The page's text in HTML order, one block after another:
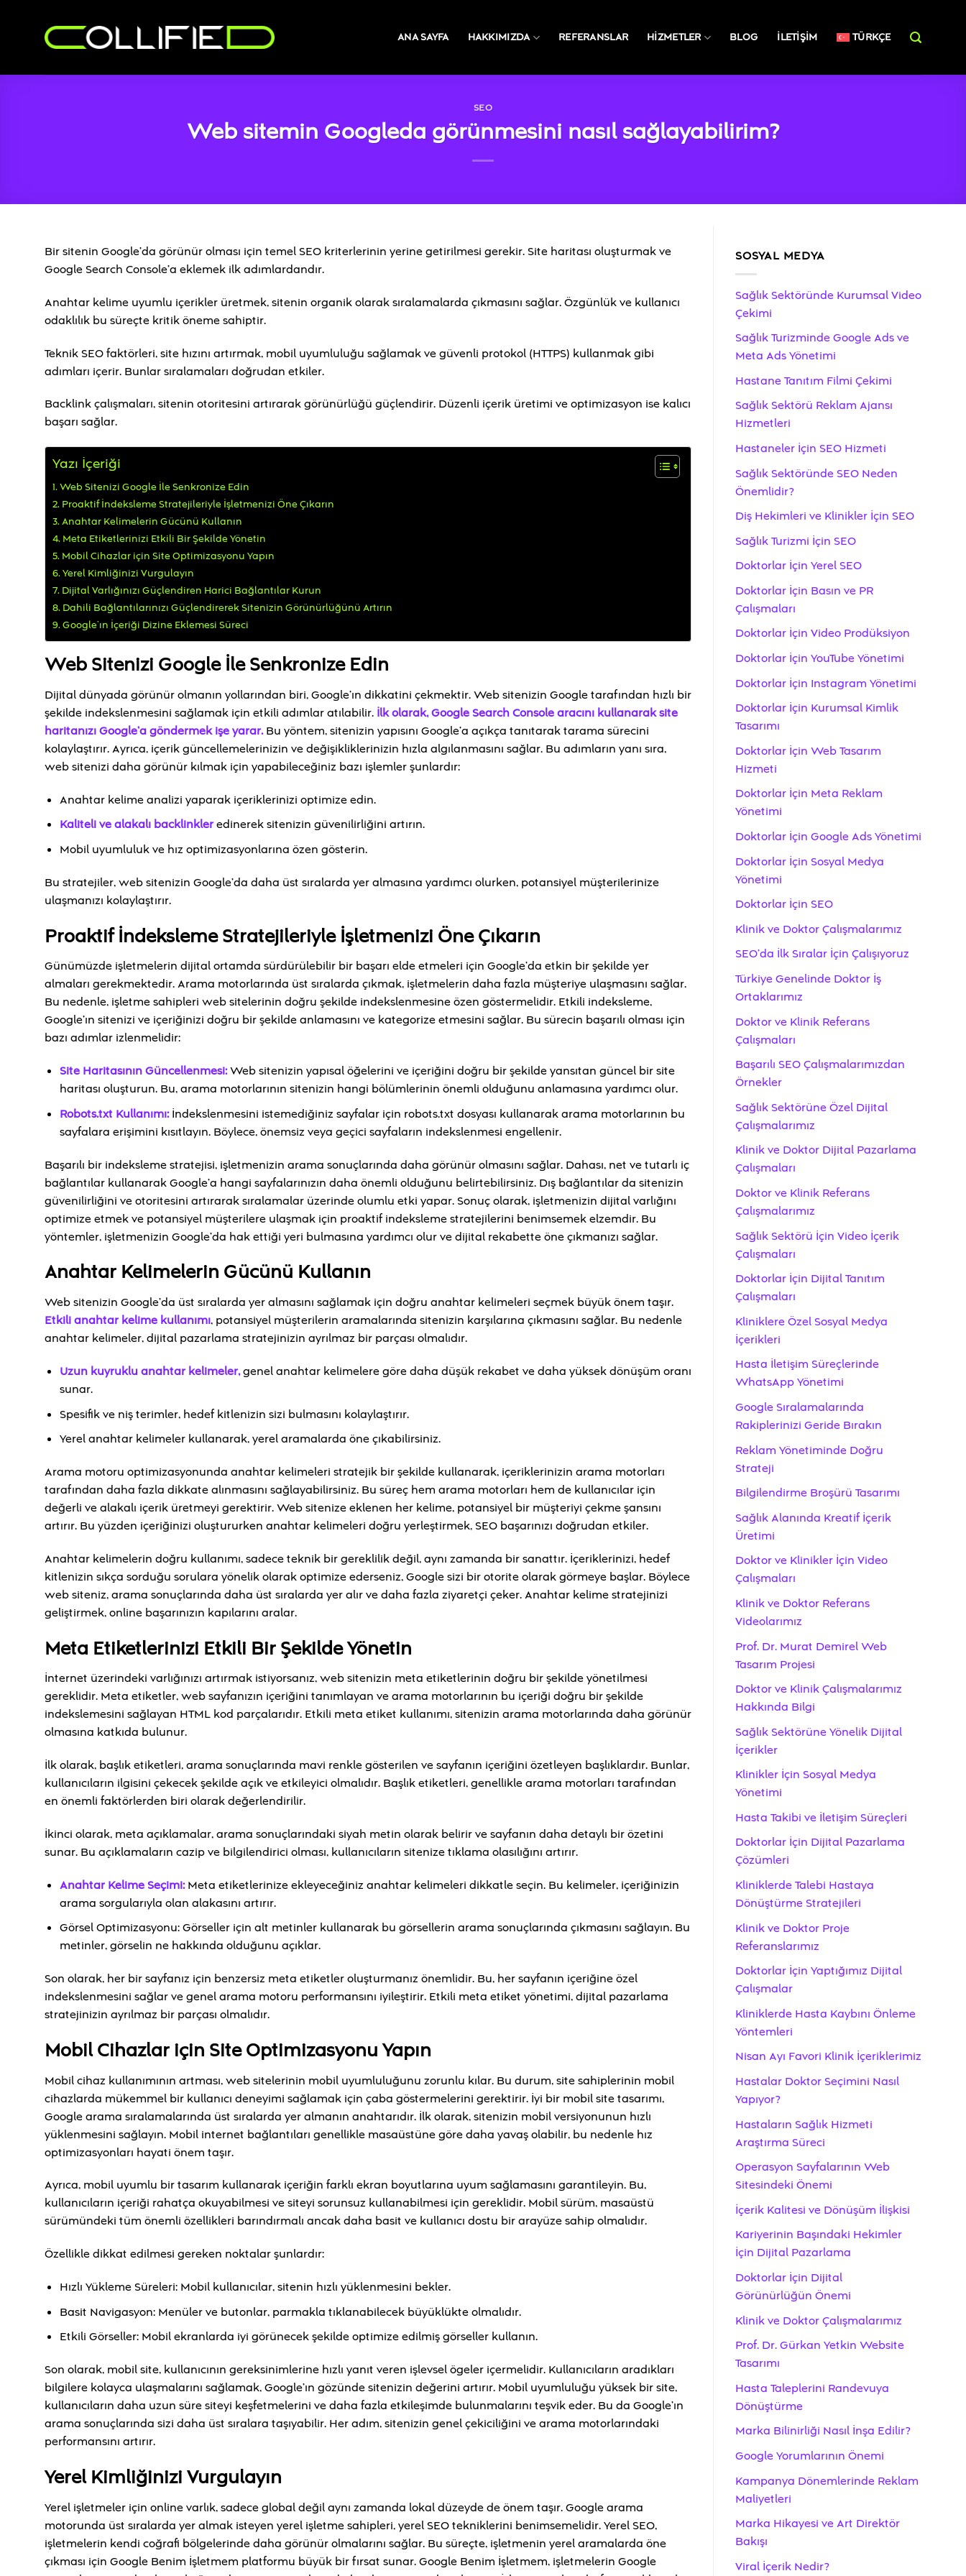
ANA SAYFA HAKKIMIZDA REFERANSLAR HIZMETLER BLOG İLETIŞIM TÜRKÇE
SEO
Web sitemin Googleda görünmesini nasıl sağlayabilirim?
Bir sitenin Google’da görünür olması için temel SEO kriterlerinin yerine getirilmesi gerekir. Site haritası oluşturmak ve
Google Search Console’a eklemek ilk adımlardandır.
Anahtar kelime uyumlu içerikler üretmek, sitenin organik olarak sıralamalarda çıkmasını sağlar. Özgünlük ve kullanıcı
odaklılık bu süreçte kritik öneme sahiptir.
Teknik SEO faktörleri, site hızını artırmak, mobil uyumluluğu sağlamak ve güvenli protokol (HTTPS) kullanmak gibi
adımları içerir. Bunlar sıralamaları doğrudan etkiler.
Backlink çalışmaları, sitenin otoritesini artırarak görünürlüğü güçlendirir. Düzenli içerik üretimi ve optimizasyon ise kalıcı
başarı sağlar.
Yazı İçeriği
Web Sitenizi Google İle Senkronize Edin
Proaktif İndeksleme Stratejileriyle İşletmenizi Öne Çıkarın
Anahtar Kelimelerin Gücünü Kullanın
Meta Etiketlerinizi Etkili Bir Şekilde Yönetin
Mobil Cihazlar için Site Optimizasyonu Yapın
Yerel Kimliğinizi Vurgulayın
Dijital Varlığınızı Güçlendiren Harici Bağlantılar Kurun
Dahili Bağlantılarınızı Güçlendirerek Sitenizin Görünürlüğünü Artırın
Google’ın İçeriği Dizine Eklemesi Süreci
Web Sitenizi Google İle Senkronize Edin
Dijital dünyada görünür olmanın yollarından biri, Google’ın dikkatini çekmektir. Web sitenizin Google tarafından hızlı bir
şekilde indekslenmesini sağlamak için etkili adımlar atılabilir. İlk olarak, Google Search Console aracını kullanarak site
haritanızı Google’a göndermek işe yarar.Bu yöntem, sitenizin yapısını Google’a açıkça tanıtarak tarama sürecini
kolaylaştırır. Ayrıca, içerik güncellemelerinizin ve değişikliklerinizin hızla algılanmasını sağlar. Bu adımların yanı sıra,
web sitenizi daha görünür kılmak için yapabileceğiniz bazı işlemler şunlardır:
Anahtar kelime analizi yaparak içeriklerinizi optimize edin.
Kaliteli ve alakalı backlinkleredinerek sitenizin güvenilirliğini artırın.
Mobil uyumluluk ve hız optimizasyonlarına özen gösterin.
Bu stratejiler, web sitenizin Google’da daha üst sıralarda yer almasına yardımcı olurken, potansiyel müşterilerinize
ulaşmanızı kolaylaştırır.
Proaktif İndeksleme Stratejileriyle İşletmenizi Öne Çıkarın
Günümüzde işletmelerin dijital ortamda sürdürülebilir bir başarı elde etmeleri için Google’da etkin bir şekilde yer
almaları gerekmektedir. Arama motorlarında üst sıralarda çıkmak, işletmelerin daha fazla müşteriye ulaşmasını sağlar.
Bu nedenle, işletme sahipleri web sitelerinin doğru şekilde indekslenmesine özen göstermelidir. Etkili indeksleme,
Google’ın sitenizi ve içeriğinizi doğru bir şekilde anlamasını ve kategorize etmesini sağlar. Bu sürecin başarılı olması için
bazı adımlar izlenmelidir:
Site Haritasının Güncellenmesi:Web sitenizin yapısal öğelerini ve içeriğini doğru bir şekilde yansıtan güncel bir site
haritası oluşturun. Bu, arama motorlarının sitenizin hangi bölümlerinin önemli olduğunu anlamasına yardımcı olur.
Robots.txt Kullanımı:İndekslenmesini istemediğiniz sayfalar için robots.txt dosyası kullanarak arama motorlarının bu
sayfalara erişimini kısıtlayın. Böylece, önemsiz veya geçici sayfaların indekslenmesi engellenir.
Başarılı bir indeksleme stratejisi, işletmenizin arama sonuçlarında daha görünür olmasını sağlar. Dahası, net ve tutarlı iç
bağlantılar kullanarak Google’a hangi sayfalarınızın daha önemli olduğunu belirtebilirsiniz. Dış bağlantılar da sitenizin
güvenilirliğini ve otoritesini artırarak sıralamalar üzerinde olumlu etki yapar. Sonuç olarak, işletmenizin dijital varlığını
optimize etmek ve potansiyel müşterilere ulaşmak için proaktif indeksleme stratejilerini benimsemek elzemdir. Bu
yöntemler, işletmenizin Google’da hak ettiği yeri bulmasına yardımcı olur ve dijital rekabette öne çıkmanızı sağlar.
Anahtar Kelimelerin Gücünü Kullanın
Web sitenizin Google’da üst sıralarda yer almasını sağlamak için doğru anahtar kelimeleri seçmek büyük önem taşır.
Etkili anahtar kelime kullanımı, potansiyel müşterilerin aramalarında sitenizin karşılarına çıkmasını sağlar. Bu nedenle
anahtar kelimeler, dijital pazarlama stratejinizin ayrılmaz bir parçası olmalıdır.
Uzun kuyruklu anahtar kelimeler,genel anahtar kelimelere göre daha düşük rekabet ve daha yüksek dönüşüm oranı
sunar.
Spesifik ve niş terimler, hedef kitlenizin sizi bulmasını kolaylaştırır.
Yerel anahtar kelimeler kullanarak, yerel aramalarda öne çıkabilirsiniz.
Arama motoru optimizasyonunda anahtar kelimeleri stratejik bir şekilde kullanarak, içeriklerinizin arama motorları
tarafından daha fazla dikkate alınmasını sağlayabilirsiniz. Bu süreç hem arama motorları hem de kullanıcılar için
değerli ve alakalı içerik üretmeyi gerektirir. Web sitenize eklenen her kelime, potansiyel bir müşteriyi çekme şansını
artırır. Bu yüzden içeriğinizi oluştururken anahtar kelimeleri doğru yerleştirmek, SEO başarınızı doğrudan etkiler.
Anahtar kelimelerin doğru kullanımı, sadece teknik bir gereklilik değil, aynı zamanda bir sanattır. İçeriklerinizi, hedef
kitlenizin sıkça sorduğu sorulara yönelik olarak optimize ederseniz, Google sizi bir otorite olarak görmeye başlar. Böylece
web siteniz, arama sonuçlarında daha üst sıralarda yer alır ve daha fazla ziyaretçi çeker. Anahtar kelime stratejinizi
geliştirmek, online başarınızın kapılarını aralar.
Meta Etiketlerinizi Etkili Bir Şekilde Yönetin
İnternet üzerindeki varlığınızı artırmak istiyorsanız, web sitenizin meta etiketlerinin doğru bir şekilde yönetilmesi
gereklidir. Meta etiketler, web sayfanızın içeriğini tanımlayan ve arama motorlarının bu içeriği doğru bir şekilde
indekslemesini sağlayan HTML kod parçalarıdır. Etkili meta etiket kullanımı, sitenizin arama motorlarında daha görünür
olmasına katkıda bulunur.
İlk olarak, başlık etiketleri, arama sonuçlarında mavi renkle gösterilen ve sayfanın içeriğini özetleyen başlıklardır. Bunlar,
kullanıcıların ilgisini çekecek şekilde açık ve etkileyici olmalıdır. Başlık etiketleri, genellikle arama motorları tarafından
en önemli faktörlerden biri olarak değerlendirilir.
İkinci olarak, meta açıklamalar, arama sonuçlarındaki siyah metin olarak belirir ve sayfanın daha detaylı bir özetini
sunar. Bu açıklamaların cazip ve bilgilendirici olması, kullanıcıların sitenize tıklama olasılığını artırır.
Anahtar Kelime Seçimi:Meta etiketlerinize ekleyeceğiniz anahtar kelimeleri dikkatle seçin. Bu kelimeler, içeriğinizin
arama sorgularıyla olan alakasını artırır.
Görsel Optimizasyonu: Görseller için alt metinler kullanarak bu görsellerin arama sonuçlarında çıkmasını sağlayın. Bu
metinler, görselin ne hakkında olduğunu açıklar.
Son olarak, her bir sayfanız için benzersiz meta etiketler oluşturmanız önemlidir. Bu, her sayfanın içeriğine özel
indekslenmesini sağlar ve genel arama motoru performansını iyileştirir. Etkili meta etiket yönetimi, dijital pazarlama
stratejinizin ayrılmaz bir parçası olmalıdır.
Mobil Cihazlar için Site Optimizasyonu Yapın
Mobil cihaz kullanımının artması, web sitelerinin mobil uyumluluğunu zorunlu kılar. Bu durum, site sahiplerinin mobil
cihazlarda mükemmel bir kullanıcı deneyimi sağlamak için çaba göstermelerini gerektirir. İyi bir mobil site tasarımı,
Google arama sıralamalarında üst sıralarda yer almanın anahtarıdır. İlk olarak, sitenizin mobil versiyonunun hızlı
yüklenmesini sağlayın. Mobil internet bağlantıları genellikle masaüstüne göre daha yavaş olabilir, bu nedenle hız
optimizasyonları hayati önem taşır.
Ayrıca, mobil uyumlu bir tasarım kullanarak içeriğin farklı ekran boyutlarına uyum sağlamasını garantileyin. Bu,
kullanıcıların içeriği rahatça okuyabilmesi ve siteyi sorunsuz kullanabilmesi için gereklidir. Mobil sürüm, masaüstü
sürümündeki tüm önemli özellikleri barındırmalı ancak daha basit ve kullanıcı dostu bir arayüze sahip olmalıdır.
Özellikle dikkat edilmesi gereken noktalar şunlardır:
Hızlı Yükleme Süreleri: Mobil kullanıcılar, sitenin hızlı yüklenmesini bekler.
Basit Navigasyon: Menüler ve butonlar, parmakla tıklanabilecek büyüklükte olmalıdır.
Etkili Görseller: Mobil ekranlarda iyi görünecek şekilde optimize edilmiş görseller kullanın.
Son olarak, mobil site, kullanıcının gereksinimlerine hızlı yanıt veren işlevsel ögeler içermelidir. Kullanıcıların aradıkları
bilgilere kolayca ulaşmalarını sağlamak, Google’ın gözünde sitenizin değerini artırır. Mobil uyumluluğu yüksek bir site,
kullanıcıların daha uzun süre siteyi keşfetmelerini ve daha fazla etkileşimde bulunmalarını teşvik eder. Bu da Google’ın
arama sonuçlarında sizi daha üst sıralara taşıyabilir. Her adım, sitenizin genel çekiciliğini ve arama motorlarındaki
performansını artırır.
Yerel Kimliğinizi Vurgulayın
Yerel işletmeler için online varlık, sadece global değil aynı zamanda lokal düzeyde de önem taşır. Google arama
motorunda üst sıralarda yer almak isteyen yerel işletme sahipleri, yerel SEO tekniklerini benimsemelidir. Yerel SEO,
işletmelerin kendi coğrafi bölgelerinde daha görünür olmalarını sağlar. Bu süreçte, işletmenin yerel aramalarda öne
çıkması için Google Benim İşletmem platformu büyük bir fırsat sunar. Google Benim İşletmem, işletmelerin Google
SOSYAL MEDYA
Sağlık Sektöründe Kurumsal Video
Çekimi
Sağlık Turizminde Google Ads ve
Meta Ads Yönetimi
Hastane Tanıtım Filmi Çekimi
Sağlık Sektörü Reklam Ajansı
Hizmetleri
Hastaneler İçin SEO Hizmeti
Sağlık Sektöründe SEO Neden
Önemlidir?
Diş Hekimleri ve Klinikler İçin SEO
Sağlık Turizmi İçin SEO
Doktorlar İçin Yerel SEO
Doktorlar İçin Basın ve PR
Çalışmaları
Doktorlar İçin Video Prodüksiyon
Doktorlar İçin YouTube Yönetimi
Doktorlar İçin Instagram Yönetimi
Doktorlar İçin Kurumsal Kimlik
Tasarımı
Doktorlar İçin Web Tasarım
Hizmeti
Doktorlar İçin Meta Reklam
Yönetimi
Doktorlar İçin Google Ads Yönetimi
Doktorlar İçin Sosyal Medya
Yönetimi
Doktorlar İçin SEO
Klinik ve Doktor Çalışmalarımız
SEO’da İlk Sıralar İçin Çalışıyoruz
Türkiye Genelinde Doktor İş
Ortaklarımız
Doktor ve Klinik Referans
Çalışmaları
Başarılı SEO Çalışmalarımızdan
Örnekler
Sağlık Sektörüne Özel Dijital
Çalışmalarımız
Klinik ve Doktor Dijital Pazarlama
Çalışmaları
Doktor ve Klinik Referans
Çalışmalarımız
Sağlık Sektörü İçin Video İçerik
Çalışmaları
Doktorlar İçin Dijital Tanıtım
Çalışmaları
Kliniklere Özel Sosyal Medya
İçerikleri
Hasta İletişim Süreçlerinde
WhatsApp Yönetimi
Google Sıralamalarında
Rakiplerinizi Geride Bırakın
Reklam Yönetiminde Doğru
Strateji
Bilgilendirme Broşürü Tasarımı
Sağlık Alanında Kreatif İçerik
Üretimi
Doktor ve Klinikler İçin Video
Çalışmaları
Klinik ve Doktor Referans
Videolarımız
Prof. Dr. Murat Demirel Web
Tasarım Projesi
Doktor ve Klinik Çalışmalarımız
Hakkında Bilgi
Sağlık Sektörüne Yönelik Dijital
İçerikler
Klinikler İçin Sosyal Medya
Yönetimi
Hasta Takibi ve İletişim Süreçleri
Doktorlar İçin Dijital Pazarlama
Çözümleri
Kliniklerde Talebi Hastaya
Dönüştürme Stratejileri
Klinik ve Doktor Proje
Referanslarımız
Doktorlar İçin Yaptığımız Dijital
Çalışmalar
Kliniklerde Hasta Kaybını Önleme
Yöntemleri
Nisan Ayı Favori Klinik İçeriklerimiz
Hastalar Doktor Seçimini Nasıl
Yapıyor?
Hastaların Sağlık Hizmeti
Araştırma Süreci
Operasyon Sayfalarının Web
Sitesindeki Önemi
İçerik Kalitesi ve Dönüşüm İlişkisi
Kariyerinin Başındaki Hekimler
İçin Dijital Pazarlama
Doktorlar İçin Dijital
Görünürlüğün Önemi
Klinik ve Doktor Çalışmalarımız
Prof. Dr. Gürkan Yetkin Website
Tasarımı
Hasta Taleplerini Randevuya
Dönüştürme
Marka Bilinirliği Nasıl İnşa Edilir?
Google Yorumlarının Önemi
Kampanya Dönemlerinde Reklam
Maliyetleri
Marka Hikayesi ve Art Direktör
Bakışı
Viral İçerik Nedir?